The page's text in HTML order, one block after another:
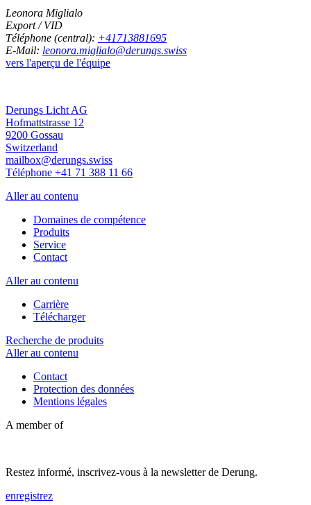
Leonora Miglialo
Export / VID
Téléphone (central): +41713881695
E-Mail: leonora.miglialo@derungs.swiss
vers l'aperçu de l'équipe
Derungs Licht AG
Hofmattstrasse 12
9200 Gossau
Switzerland
mailbox@derungs.swiss
Téléphone +41 71 388 11 66
Aller au contenu
Domaines de compétence
Produits
Service
Contact
Aller au contenu
Carrière
Télécharger
Recherche de produits
Aller au contenu
Contact
Protection des données
Mentions légales
A member of
Restez informé, inscrivez-vous à la newsletter de Derung.
enregistrez